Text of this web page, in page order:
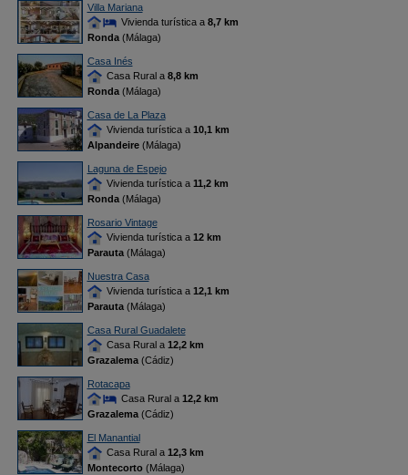
Villa Mariana
Vivienda turística a 8,7 km
Ronda(Málaga)
Casa Inés
Casa Rural a 8,8 km
Ronda(Málaga)
Casa de La Plaza
Vivienda turística a 10,1 km
Alpandeire(Málaga)
Laguna de Espejo
Vivienda turística a 11,2 km
Ronda(Málaga)
Rosario Vintage
Vivienda turística a 12 km
Parauta(Málaga)
Nuestra Casa
Vivienda turística a 12,1 km
Parauta(Málaga)
Casa Rural Guadalete
Casa Rural a 12,2 km
Grazalema(Cádiz)
Rotacapa
Casa Rural a 12,2 km
Grazalema(Cádiz)
El Manantial
Casa Rural a 12,3 km
Montecorto(Málaga)